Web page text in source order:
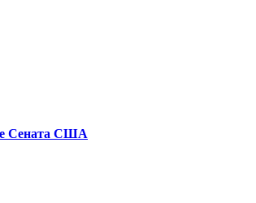
Сената США